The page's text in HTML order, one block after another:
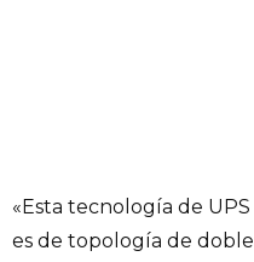
«Esta tecnología de UPS
es de topología de doble